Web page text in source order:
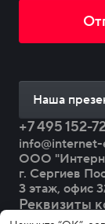
Наша
+7 495 152-
ООО
г. Сергиев
3 этаж, офис
Реквизиты